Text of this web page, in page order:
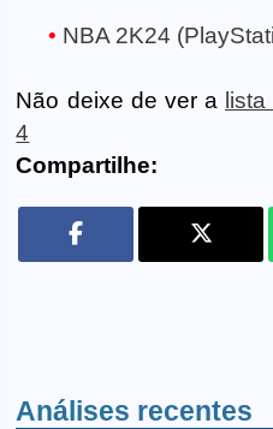
NBA 2K24
Não deixe de ver a
4
Compartilhe:
Análises recentes